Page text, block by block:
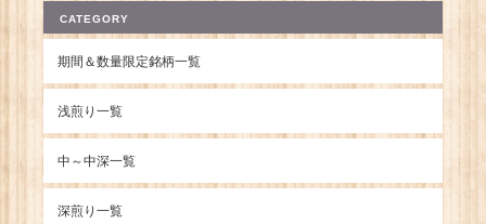
CATEGORY
期間＆数量限定銘柄一覧
浅煎り一覧
中～中深一覧
深煎り一覧